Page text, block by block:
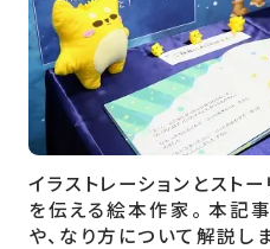
イラストレーションとスト
を伝える絵本作家。 本記
や、なり方について解説しま